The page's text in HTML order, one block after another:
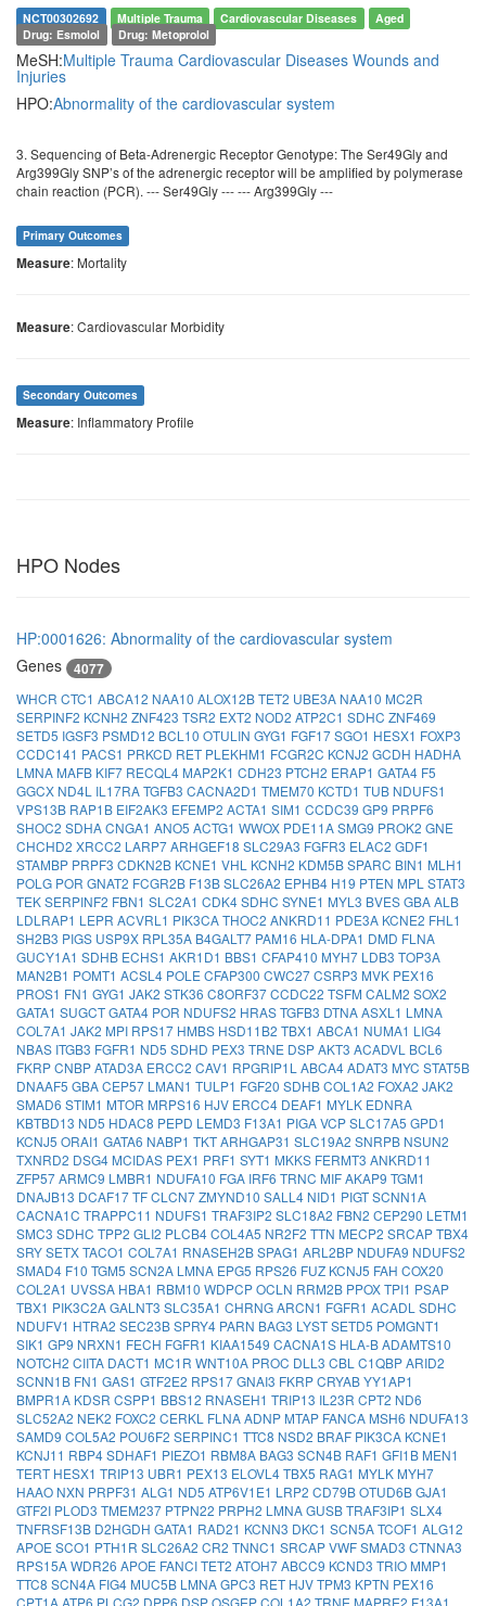
NCT00302692 Multiple Trauma Cardiovascular Diseases
Aged
Drug: Esmolol
Drug: Metoprolol
MeSH:Multiple Trauma Cardiovascular Diseases Wounds and
Injuries
HPO:Abnormality of the cardiovascular system
3. Sequencing of Beta-Adrenergic Receptor Genotype: The Ser49Gly and
Arg399Gly SNP’s of the adrenergic receptor will be amplified by polymerase
chain reaction (PCR). --- Ser49Gly --- --- Arg399Gly ---
Primary Outcomes
Measure: Mortality
Measure: Cardiovascular Morbidity
Secondary Outcomes
Measure: Inflammatory Profile
HPO Nodes
HP:0001626: Abnormality of the cardiovascular system
Genes
4077
WHCR CTC1 ABCA12 NAA10 ALOX12BTET2 UBE3A NAA10 MC2R
SERPINF2 KCNH2 ZNF423 TSR2 EXT2 NOD2 ATP2C1 SDHC ZNF469
SETD5 IGSF3 PSMD12 BCL10 OTULIN GYG1 FGF17SGO1 HESX1 FOXP3
CCDC141 PACS1 PRKCD RET PLEKHM1 FCGR2C KCNJ2 GCDH HADHA
LMNA MAFB KIF7 RECQL4 MAP2K1 CDH23 PTCH2 ERAP1 GATA4 F5
GGCX ND4L IL17RATGFB3 CACNA2D1 TMEM70 KCTD1 TUB NDUFS1
VPS13B RAP1B EIF2AK3 EFEMP2 ACTA1 SIM1 CCDC39 GP9 PRPF6
SHOC2 SDHACNGA1 ANO5 ACTG1 WWOX PDE11ASMG9 PROK2 GNE
CHCHD2 XRCC2 LARP7ARHGEF18 SLC29A3 FGFR3 ELAC2 GDF1
STAMBP PRPF3 CDKN2B KCNE1 VHL KCNH2 KDM5BSPARC BIN1 MLH1
POLG POR GNAT2 FCGR2B F13BSLC26A2 EPHB4 H19 PTEN MPL STAT3
TEKSERPINF2 FBN1 SLC2A1 CDK4SDHC SYNE1 MYL3 BVESGBAALB
LDLRAP1 LEPR ACVRL1 PIK3CATHOC2 ANKRD11 PDE3A KCNE2 FHL1
SH2B3 PIGS USP9X RPL35A B4GALT7 PAM16 HLA-DPA1 DMD FLNA
GUCY1A1 SDHB ECHS1 AKR1D1 BBS1 CFAP410 MYH7 LDB3 TOP3A
MAN2B1 POMT1 ACSL4 POLE CFAP300 CWC27CSRP3 MVK PEX16
PROS1 FN1 GYG1 JAK2 STK36 C8ORF37CCDC22 TSFM CALM2 SOX2
GATA1 SUGCTGATA4 POR NDUFS2 HRASTGFB3 DTNAASXL1 LMNA
COL7A1 JAK2 MPI RPS17 HMBS HSD11B2 TBX1 ABCA1 NUMA1 LIG4
NBAS ITGB3 FGFR1 ND5 SDHD PEX3 TRNE DSPAKT3 ACADVL BCL6
FKRPCNBPATAD3A ERCC2 CAV1 RPGRIP1L ABCA4ADAT3 MYC STAT5B
DNAAF5 GBACEP57 LMAN1 TULP1 FGF20 SDHBCOL1A2 FOXA2 JAK2
SMAD6 STIM1 MTOR MRPS16 HJV ERCC4 DEAF1 MYLK EDNRA
KBTBD13 ND5 HDAC8 PEPD LEMD3 F13A1 PIGAVCPSLC17A5 GPD1
KCNJ5 ORAI1 GATA6 NABP1 TKTARHGAP31 SLC19A2 SNRPB NSUN2
TXNRD2 DSG4 MCIDAS PEX1 PRF1 SYT1 MKKS FERMT3 ANKRD11
ZFP57ARMC9 LMBR1 NDUFA10 FGA IRF6 TRNC MIFAKAP9 TGM1
DNAJB13 DCAF17TFCLCN7ZMYND10 SALL4 NID1 PIGTSCNN1A
CACNA1C TRAPPC11 NDUFS1 TRAF3IP2 SLC18A2 FBN2 CEP290 LETM1
SMC3 SDHC TPP2 GLI2 PLCB4COL4A5 NR2F2 TTN MECP2 SRCAPTBX4
SRYSETXTACO1 COL7A1 RNASEH2BSPAG1 ARL2BP NDUFA9 NDUFS2
SMAD4 F10 TGM5 SCN2A LMNA EPG5 RPS26 FUZ KCNJ5 FAH COX20
COL2A1 UVSSA HBA1 RBM10 WDPCPOCLN RRM2B PPOXTPI1 PSAP
TBX1 PIK3C2AGALNT3 SLC35A1 CHRNGARCN1 FGFR1 ACADL SDHC
NDUFV1 HTRA2 SEC23BSPRY4 PARN BAG3 LYSTSETD5 POMGNT1
SIK1 GP9 NRXN1 FECH FGFR1 KIAA1549 CACNA1S HLA-BADAMTS10
NOTCH2 CIITA DACT1 MC1R WNT10A PROC DLL3 CBL C1QBPARID2
SCNN1B FN1 GAS1 GTF2E2 RPS17GNAI3 FKRPCRYABYY1AP1
BMPR1A KDSR CSPP1 BBS12 RNASEH1 TRIP13 IL23R CPT2 ND6
SLC52A2 NEK2 FOXC2 CERKL FLNAADNP MTAP FANCA MSH6 NDUFA13
SAMD9 COL5A2 POU6F2 SERPINC1 TTC8 NSD2 BRAF PIK3CA KCNE1
KCNJ11 RBP4SDHAF1 PIEZO1 RBM8A BAG3 SCN4B RAF1 GFI1B MEN1
TERT HESX1 TRIP13 UBR1 PEX13 ELOVL4TBX5 RAG1 MYLK MYH7
HAAO NXN PRPF31 ALG1 ND5 ATP6V1E1 LRP2 CD79BOTUD6BGJA1
GTF2I PLOD3 TMEM237 PTPN22 PRPH2 LMNAGUSBTRAF3IP1 SLX4
TNFRSF13B D2HGDH GATA1 RAD21 KCNN3 DKC1 SCN5ATCOF1 ALG12
APOE SCO1 PTH1R SLC26A2 CR2 TNNC1 SRCAPVWFSMAD3 CTNNA3
RPS15AWDR26 APOE FANCITET2 ATOH7ABCC9 KCND3 TRIO MMP1
TTC8 SCN4A FIG4 MUC5B LMNAGPC3 RET HJVTPM3 KPTN PEX16
CPT1A ATP6 PLCG2 DPP6 DSPOSGEPCOL1A2 TRNE MAPRE2 F13A1